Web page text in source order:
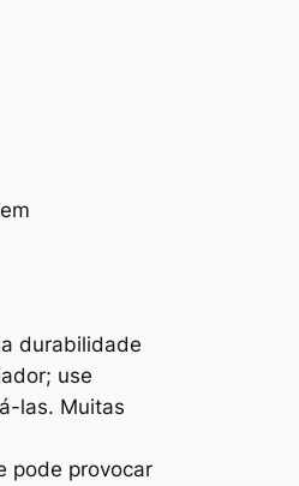
durabilidade
use
las. Muitas
pode provocar